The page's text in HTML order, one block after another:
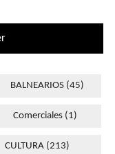
BALNEARIOS(45)
Comerciales (1)
CULTURA (213)